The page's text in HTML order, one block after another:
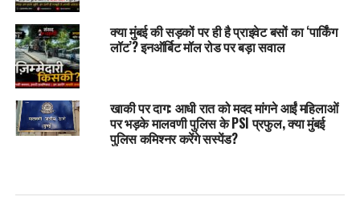
क्या मुंबई की सड़कों पर ही है प्राइवेट बसों का ‘पार्किंग
लॉट’? इनऑर्बिट मॉल रोड पर बड़ा सवाल
खाकी पर दाग: आधी रात को मदद मांगने आईं महिलाओं
पर भड़के मालवणी पुलिस के PSI प्रफुल, क्या मुंबई
पुलिस कमिश्नर करेंगे सस्पेंड?